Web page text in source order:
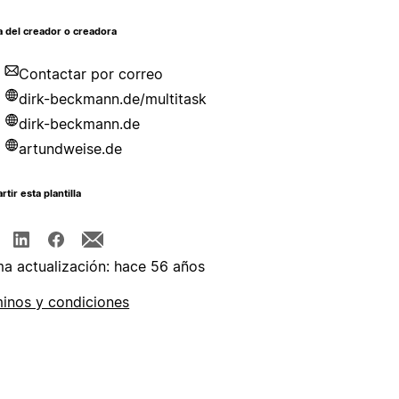
del creador o creadora
Contactar por correo
dirk-beckmann.de/multitask
dirk-beckmann.de
artundweise.de
esta plantilla
actualización: hace 56 años
y condiciones